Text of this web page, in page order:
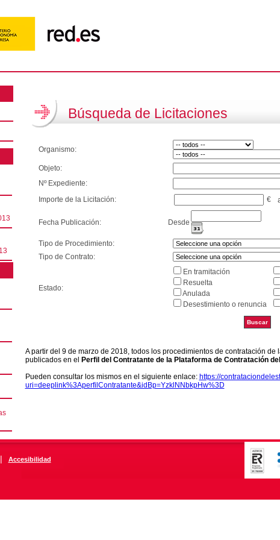
Búsqueda de Licitaciones
Organismo:
Objeto:
Nº Expediente:
Importe de la Licitación:
€
Fecha Publicación: Desde
Tipo de Procedimiento:
Tipo de Contrato:
Estado:
En tramitación
Resuelta
Anulada
Desestimiento o renuncia
A partir del 9 de marzo de 2018, todos los procedimientos de contratación de
publicados en el
Perfil del Contratante de la Plataforma de Contratación
Pueden consultar los mismos en el siguiente enlace: https://
uri=deeplink%3AperfilContratante&idBp=YzklNNbkpHw%3D
| Accesibilidad